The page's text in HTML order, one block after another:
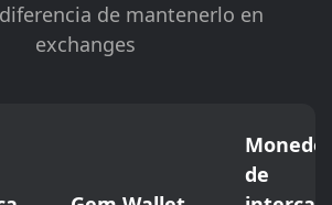
de mantenerlo en
exchanges
de